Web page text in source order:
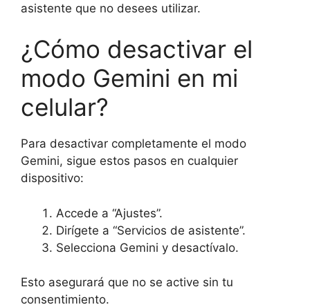
asistente que no desees utilizar.
¿Cómo desactivar el
modo Gemini en mi
celular?
Para desactivar completamente el modo
Gemini, sigue estos pasos en cualquier
dispositivo:
Accede a “Ajustes”.
Dirígete a “Servicios de asistente”.
Selecciona Gemini y desactívalo.
Esto asegurará que no se active sin tu
consentimiento.